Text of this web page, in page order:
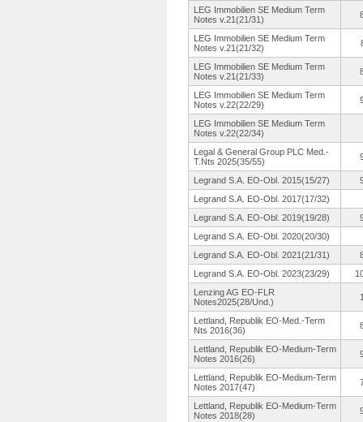
LEG Immobilien SE Medium Term
Notes v.21(21/31)
LEG Immobilien SE Medium Term
Notes v.21(21/32)
LEG Immobilien SE Medium Term
Notes v.21(21/33)
LEG Immobilien SE Medium Term
Notes v.22(22/29)
LEG Immobilien SE Medium Term
Notes v.22(22/34)
Legal & General Group PLC Med.-
T.Nts 2025(35/55)
Legrand S.A. EO-Obl. 2015(15/27)
Legrand S.A. EO-Obl. 2017(17/32)
Legrand S.A. EO-Obl. 2019(19/28)
Legrand S.A. EO-Obl. 2020(20/30)
Legrand S.A. EO-Obl. 2021(21/31)
Legrand S.A. EO-Obl. 2023(23/29)
Lenzing AG EO-FLR
Notes2025(28/Und. )
Lettland, Republik EO-Med.-Term
Nts 2016(36)
Lettland, Republik EO-Medium-Term
Notes 2016(26)
Lettland, Republik EO-Medium-Term
Notes 2017(47)
Lettland, Republik EO-Medium-Term
Notes 2018(28)